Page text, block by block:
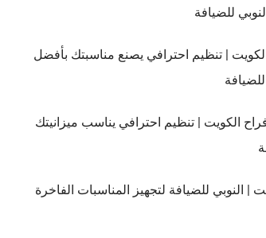
للضيافة
| تنظيم احترافي يصنع مناسبتك بأفضل
الكويت | تنظيم احترافي يناسب ميزانيتك